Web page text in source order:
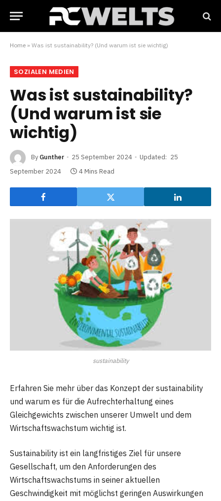
Home » Was ist sustainability? (Und warum ist sie wichtig)
SOZIALEN MEDIEN
Was ist sustainability?
(Und warum ist sie
wichtig)
By Gunther 25 September 2024 Updated: 25
September 2024
4 Mins Read
sustainability
Erfahren Sie mehr über das Konzept der sustainability
und warum es für die Aufrechterhaltung eines
Gleichgewichts zwischen unserer Umwelt und dem
Wirtschaftswachstum wichtig ist.
Sustainability ist ein langfristiges Ziel für unsere
Gesellschaft, um den Anforderungen des
Wirtschaftswachstums in seiner aktuellen
Geschwindigkeit mit möglichst geringen Auswirkungen